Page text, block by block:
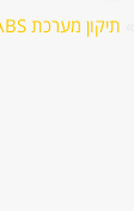
תיקון מערכת ABS